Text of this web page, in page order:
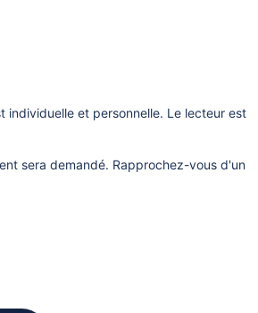
individuelle et personnelle. Le lecteur est
sera demandé. Rapprochez-vous d'un